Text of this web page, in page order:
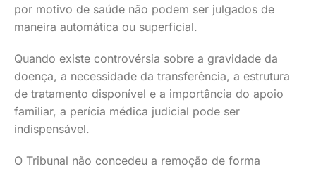
por motivo de saúde não podem ser julgados de
maneira automática ou superficial.
Quando existe controvérsia sobre a gravidade da
doença, a necessidade da transferência, a estrutura
de tratamento disponível e a importância do apoio
familiar, a perícia médica judicial pode ser
indispensável.
O Tribunal não concedeu a remoção de forma